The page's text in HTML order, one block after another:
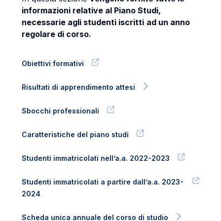
informazioni relative al Piano Studi,
necessarie agli studenti iscritti ad un anno
regolare di corso.
Obiettivi formativi
Risultati di apprendimento attesi
Sbocchi professionali
Caratteristiche del piano studi
Studenti immatricolati nell’a.a. 2022-2023
Studenti immatricolati a partire dall’a.a. 2023-
2024
Scheda unica annuale del corso di studio